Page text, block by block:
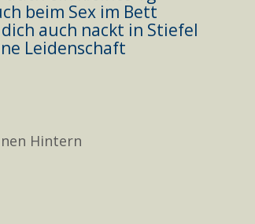
beim Sex im Bett
auch nackt in Stiefel
Leidenschaft
Hintern